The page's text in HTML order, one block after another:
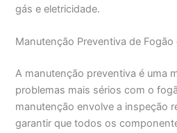
gás e eletricidade.
Manutenção Preventiva de Fogão
A manutenção preventiva é uma
problemas mais sérios com o
manutenção envolve a inspeção
garantir que todos os